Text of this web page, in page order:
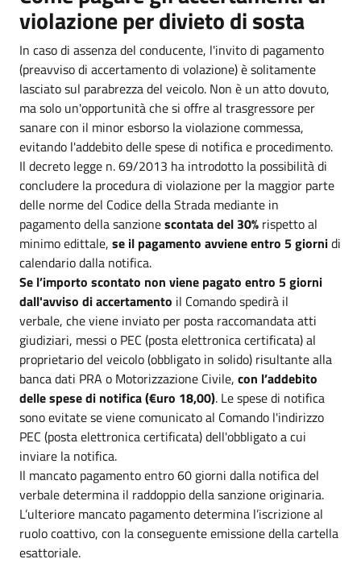
violazione per divieto di sosta
In caso di assenza del conducente, l'invito di pagamento
(preavviso di accertamento di volazione) è solitamente
lasciato sul parabrezza del veicolo. Non è un atto dovuto,
ma solo un'opportunità che si offre al trasgressore per
sanare con il minor esborso la violazione commessa,
evitando l'addebito delle spese di notifica e procedimento.
Il decreto legge n. 69/2013 ha introdotto la possibilità di
concludere la procedura di violazione per la maggior parte
delle norme del Codice della Strada mediante in
pagamento della sanzionescontata del 30% rispetto al
minimo edittale, se il pagamento avviene entro 5 giornidi
calendario dalla notifica.
Se l’importo scontato non viene pagato entro 5 giorni
dall'avviso di accertamento il Comando spedirà il
verbale, che viene inviato per posta raccomandata atti
giudiziari, messi o PEC (posta elettronica certificata) al
proprietario del veicolo (obbligato in solido) risultante alla
banca dati PRA o Motorizzazione Civile, con l’addebito
delle spese di notifica (€uro 18,00). Le spese di notifica
sono evitate se viene comunicato al Comando l'indirizzo
PEC (posta elettronica certificata) dell'obbligato a cui
inviare la notifica.
Il mancato pagamento entro 60 giorni dalla notifica del
verbale determina il raddoppio della sanzione originaria.
L’ulteriore mancato pagamento determina l’iscrizione al
ruolo coattivo, con la conseguente emissione della cartella
esattoriale.